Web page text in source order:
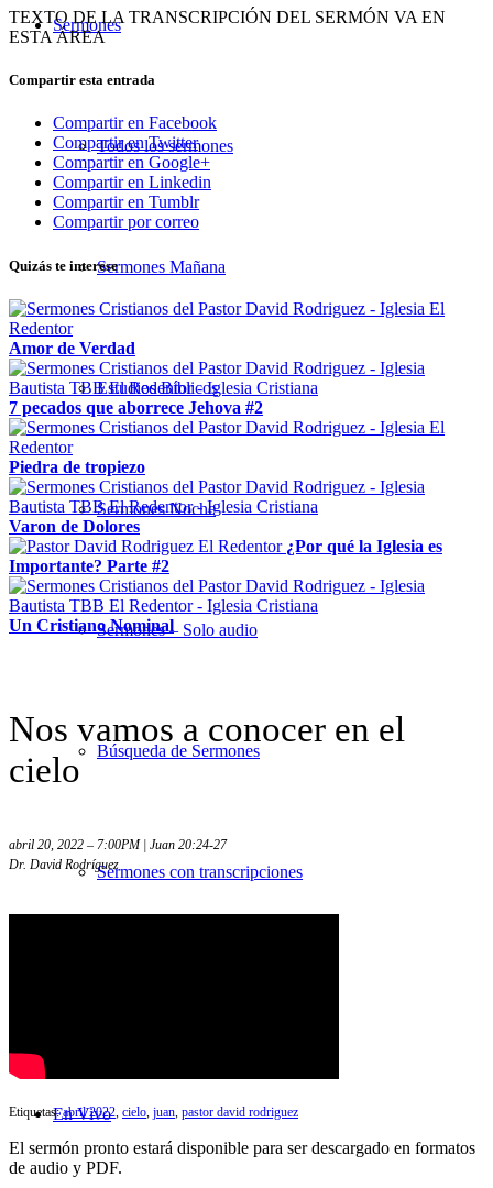
Sermones
Todos los sermones
Sermones Mañana
Estudios Bíblicos
Sermones Noche
Sermones – Solo audio
Búsqueda de Sermones
Sermones con transcripciones
En Vivo
TEXTO DE LA TRANSCRIPCIÓN DEL SERMÓN VA EN
ESTA ÁREA
Compartir esta entrada
Compartir en Facebook
Compartir en Twitter
Compartir en Google+
Compartir en Linkedin
Compartir en Tumblr
Compartir por correo
Quizás te interese
Amor de Verdad
7 pecados que aborrece Jehova #2
Piedra de tropiezo
Varon de Dolores
¿Por qué la Iglesia es
Importante? Parte #2
Un Cristiano Nominal
Nos vamos a conocer en el
cielo
abril 20, 2022 – 7:00PM | Juan 20:24-27
Dr. David Rodríguez
Etiquetas:abril 2022 cielo juan pastor david rodriguez
El sermón pronto estará disponible para ser descargado en formatos
de audio y PDF.